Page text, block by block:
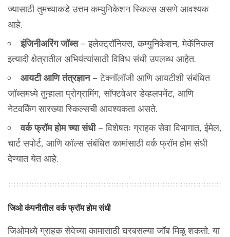
ज्यासाठी तुमच्याकडे उत्तम कम्युनिकेशन स्किल्स असणे आवश्यक
आहे.
इंजिनीअरिंग जॉब्स– इलेक्ट्रॉनिक्स, कम्युनिकेशन, मेकॅनिकल
इत्यादी क्षेत्रातील अभियंत्यांसाठी विविध संधी उपलब्ध आहेत.
आयटी आणि तंत्रज्ञान– टेक्नॉलॉजी आणि आयटीशी संबंधित
जॉब्समध्ये तुम्हाला प्रोग्रामिंग, सॉफ्टवेअर डेव्हलपमेंट, आणि
नेटवर्किंग सारख्या स्किल्सची आवश्यकता असते.
वर्क फ्रॉम होम च्या संधी– विशेषतः ग्राहक सेवा विभागात, ईमेल,
चार्ट सपोर्ट, आणि कॉल्स संबंधित कामांसाठी वर्क फ्रॉम होम संधी
देण्यात येत आहे.
जिओ कंपनीतील वर्क फ्रॉम होम संधी
जिओमध्ये ग्राहक सेवेच्या कामासाठी घरबसल्या जॉब मिळू शकतो. या